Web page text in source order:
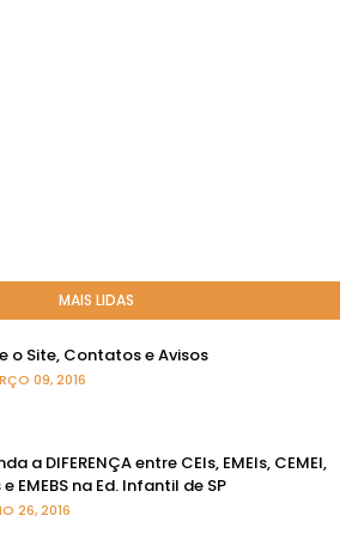
MAIS LIDAS
o Site, Contatos e Avisos
09, 2016
a DIFERENÇA entre CEIs, EMEIs, CEMEI,
e EMEBS na Ed. Infantil de SP
26, 2016